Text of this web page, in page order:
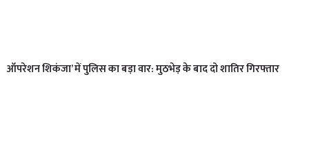
ऑपरेशन शिकंजा’ में पुलिस का बड़ा वार: मुठभेड़ के बाद दो शातिर गिरफ्तार